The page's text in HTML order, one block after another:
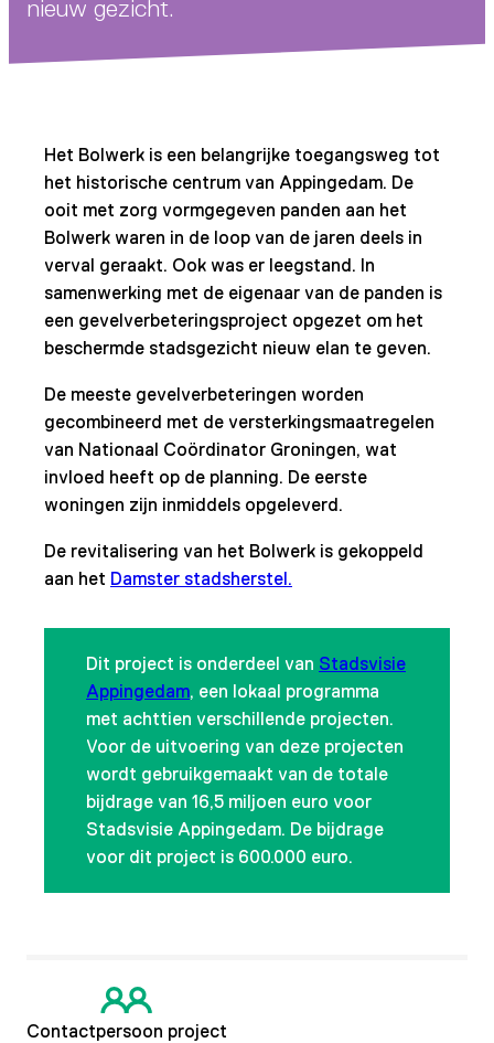
nieuw gezicht.
Het Bolwerk is een belangrijke toegangsweg tot
het historische centrum van Appingedam. De
ooit met zorg vormgegeven panden aan het
Bolwerk waren in de loop van de jaren deels in
verval geraakt. Ook was er leegstand. In
samenwerking met de eigenaar van de panden is
een gevelverbeteringsproject opgezet om het
beschermde stadsgezicht nieuw elan te geven.
De meeste gevelverbeteringen worden
gecombineerd met de versterkingsmaatregelen
van Nationaal Coördinator Groningen, wat
invloed heeft op de planning. De eerste
woningen zijn inmiddels opgeleverd.
De revitalisering van het Bolwerk is gekoppeld
aan het Damster stadsherstel.
Dit project is onderdeel van Stadsvisie
Appingedam , een lokaal programma
met achttien verschillende projecten.
Voor de uitvoering van deze projecten
wordt gebruikgemaakt van de totale
bijdrage van 16,5 miljoen euro voor
Stadsvisie Appingedam. De bijdrage
voor dit project is 600.000 euro.
Contactpersoon project